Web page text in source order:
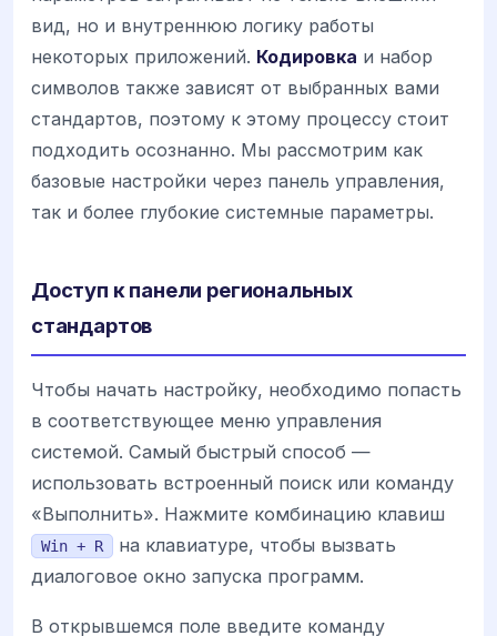
вид, но и внутреннюю логику работы
некоторых приложений. Кодировка и набор
символов также зависят от выбранных вами
стандартов, поэтому к этому процессу стоит
подходить осознанно. Мы рассмотрим как
базовые настройки через панель управления,
так и более глубокие системные параметры.
Доступ к панели региональных
стандартов
Чтобы начать настройку, необходимо попасть
в соответствующее меню управления
системой. Самый быстрый способ —
использовать встроенный поиск или команду
«Выполнить». Нажмите комбинацию клавиш
Win + R
на клавиатуре, чтобы вызвать
диалоговое окно запуска программ.
В открывшемся поле введите команду